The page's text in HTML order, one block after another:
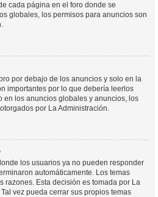
cada página en el foro donde se
globales, los permisos para anuncios son
por debajo de los anuncios y solo en la
importantes por lo que debería leerlos
en los anuncios globales y anuncios, los
por La Administración.
los usuarios ya no pueden responder
automáticamente. Los temas
razones. Esta decisión es tomada por La
vez pueda cerrar sus propios temas